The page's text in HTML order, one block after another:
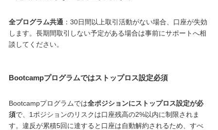
全プログラム共通 ：30日間以上取引活動がない場合、口座が失効
します。長期間取引しない予定がある場合は事前にサポートへ相
談してください。
Bootcampプログラムではストップロス設定必須
Bootcampプログラムでは全ポジションにストップロス設定が必
須で、1ポジションのリスクは口座残高の2%以内に制限されま
す。違反が累積5回に達すると口座は自動解約されるため、すべ